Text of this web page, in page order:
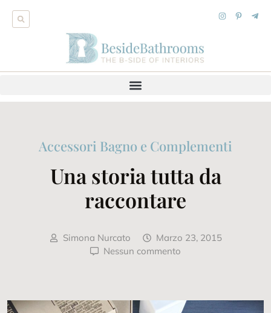
Accessori Bagno e Complementi
Una storia tutta da
raccontare
Simona Nurcato
Marzo 23, 2015
Nessun commento